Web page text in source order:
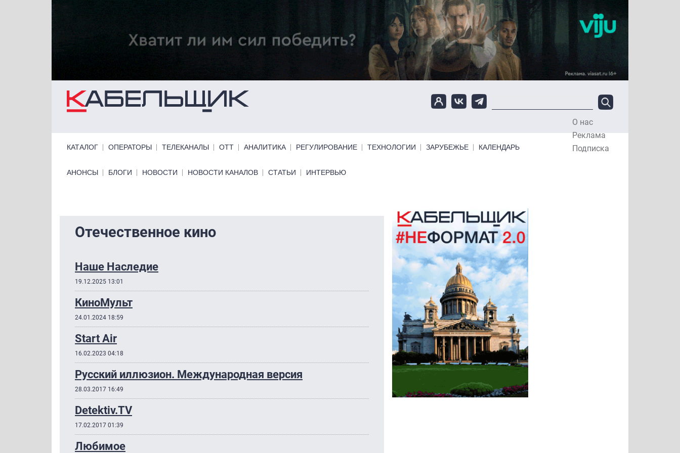
Перейти к основному содержанию
О нас
Реклама
Подписка
КАТАЛОГ ОПЕРАТОРЫ ТЕЛЕКАНАЛЫ ОТТ АНАЛИТИКА РЕГУЛИРОВАНИЕ ТЕХНОЛОГИИ ЗАРУБЕЖЬЕ КАЛЕНДАРЬ
Primary links bottom
АНОНСЫ БЛОГИ НОВОСТИ НОВОСТИ КАНАЛОВ СТАТЬИ ИНТЕРВЬЮ
Отечественное кино
Наше Наследие
19.12.2025 13:01
КиноМульт
24.01.2024 18:59
Start Air
16.02.2023 04:18
Русский иллюзион. Международная версия
28.03.2017 16:49
Detektiv.TV
17.02.2017 01:39
Любимое